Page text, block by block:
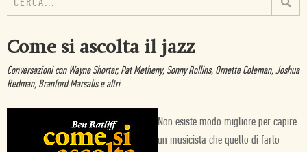
Come si ascolta il jazz
Conversazioni con Wayne Shorter, Pat Metheny, Sonny Rollins, Ornette Coleman, Joshua
Redman, Branford Marsalis e altri
Non esiste modo migliore per capire
un musicista che quello di farlo